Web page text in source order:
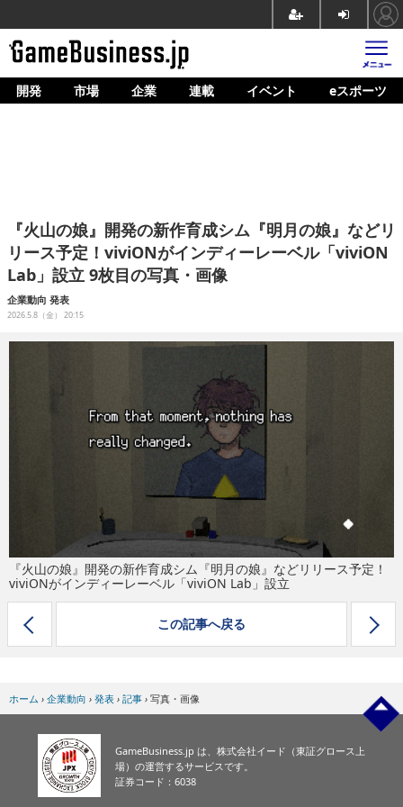
ホーム
企業動向
人材育成
産業政策
開発 市場 企業 連載 イベント eスポーツ
『火山の娘』開発の新作育成シム『明月の娘』などリ
リース予定！viviONがインディーレーベル「viviON
Lab」設立 9枚目の写真・画像
企業動向 発表
2026.5.8（金） 20:15
『火山の娘』開発の新作育成シム『明月の娘』などリリース予定！
viviONがインディーレーベル「viviON Lab」設立
この記事へ戻る
ホーム › 企業動向 › 発表 › 記事 › 写真・画像
GameBusiness.jp は、株式会社イード（東証グロース上
場）の運営するサービスです。
証券コード：6038